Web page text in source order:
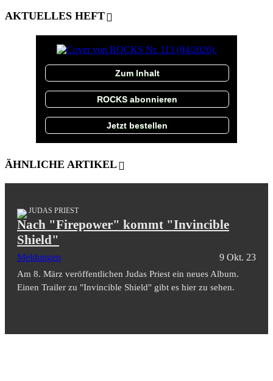
AKTUELLES HEFT
Zum Inhalt
ROCKS abonnieren
Jetzt bestellen
ÄHNLICHE ARTIKEL
JUDAS PRIEST
Nach "Firepower" kommt "Invincible
Shield"
Meldungen 9 Okt. 23
Am 8. März veröffentlichen Judas Priest ein neues Album.
Einen Trailer zu "Invincible Shield" gibt es hier zu sehen.